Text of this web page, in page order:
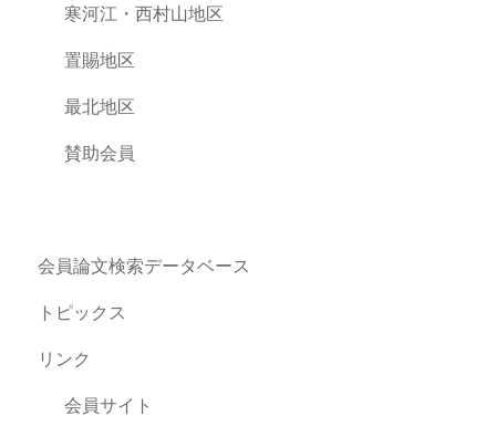
寒河江・西村山地区
置賜地区
最北地区
賛助会員
会員論文検索データベース
トピックス
リンク
会員サイト